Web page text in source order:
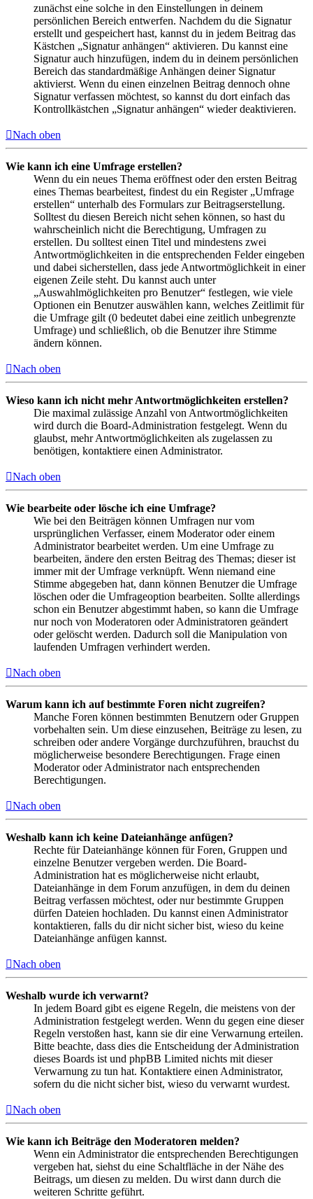
zunächst eine solche in den Einstellungen in deinem
persönlichen Bereich entwerfen. Nachdem du die Signatur
erstellt und gespeichert hast, kannst du in jedem Beitrag das
Kästchen „Signatur anhängen“ aktivieren. Du kannst eine
Signatur auch hinzufügen, indem du in deinem persönlichen
Bereich das standardmäßige Anhängen deiner Signatur
aktivierst. Wenn du einen einzelnen Beitrag dennoch ohne
Signatur verfassen möchtest, so kannst du dort einfach das
Kontrollkästchen „Signatur anhängen“ wieder deaktivieren.
Nach oben
Wie kann ich eine Umfrage erstellen?
Wenn du ein neues Thema eröffnest oder den ersten Beitrag
eines Themas bearbeitest, findest du ein Register „Umfrage
erstellen“ unterhalb des Formulars zur Beitragserstellung.
Solltest du diesen Bereich nicht sehen können, so hast du
wahrscheinlich nicht die Berechtigung, Umfragen zu
erstellen. Du solltest einen Titel und mindestens zwei
Antwortmöglichkeiten in die entsprechenden Felder eingeben
und dabei sicherstellen, dass jede Antwortmöglichkeit in einer
eigenen Zeile steht. Du kannst auch unter
„Auswahlmöglichkeiten pro Benutzer“ festlegen, wie viele
Optionen ein Benutzer auswählen kann, welches Zeitlimit für
die Umfrage gilt (0 bedeutet dabei eine zeitlich unbegrenzte
Umfrage) und schließlich, ob die Benutzer ihre Stimme
ändern können.
Nach oben
Wieso kann ich nicht mehr Antwortmöglichkeiten erstellen?
Die maximal zulässige Anzahl von Antwortmöglichkeiten
wird durch die Board-Administration festgelegt. Wenn du
glaubst, mehr Antwortmöglichkeiten als zugelassen zu
benötigen, kontaktiere einen Administrator.
Nach oben
Wie bearbeite oder lösche ich eine Umfrage?
Wie bei den Beiträgen können Umfragen nur vom
ursprünglichen Verfasser, einem Moderator oder einem
Administrator bearbeitet werden. Um eine Umfrage zu
bearbeiten, ändere den ersten Beitrag des Themas; dieser ist
immer mit der Umfrage verknüpft. Wenn niemand eine
Stimme abgegeben hat, dann können Benutzer die Umfrage
löschen oder die Umfrageoption bearbeiten. Sollte allerdings
schon ein Benutzer abgestimmt haben, so kann die Umfrage
nur noch von Moderatoren oder Administratoren geändert
oder gelöscht werden. Dadurch soll die Manipulation von
laufenden Umfragen verhindert werden.
Nach oben
Warum kann ich auf bestimmte Foren nicht zugreifen?
Manche Foren können bestimmten Benutzern oder Gruppen
vorbehalten sein. Um diese einzusehen, Beiträge zu lesen, zu
schreiben oder andere Vorgänge durchzuführen, brauchst du
möglicherweise besondere Berechtigungen. Frage einen
Moderator oder Administrator nach entsprechenden
Berechtigungen.
Nach oben
Weshalb kann ich keine Dateianhänge anfügen?
Rechte für Dateianhänge können für Foren, Gruppen und
einzelne Benutzer vergeben werden. Die Board-
Administration hat es möglicherweise nicht erlaubt,
Dateianhänge in dem Forum anzufügen, in dem du deinen
Beitrag verfassen möchtest, oder nur bestimmte Gruppen
dürfen Dateien hochladen. Du kannst einen Administrator
kontaktieren, falls du dir nicht sicher bist, wieso du keine
Dateianhänge anfügen kannst.
Nach oben
Weshalb wurde ich verwarnt?
In jedem Board gibt es eigene Regeln, die meistens von der
Administration festgelegt werden. Wenn du gegen eine dieser
Regeln verstoßen hast, kann sie dir eine Verwarnung erteilen.
Bitte beachte, dass dies die Entscheidung der Administration
dieses Boards ist und phpBB Limited nichts mit dieser
Verwarnung zu tun hat. Kontaktiere einen Administrator,
sofern du die nicht sicher bist, wieso du verwarnt wurdest.
Nach oben
Wie kann ich Beiträge den Moderatoren melden?
Wenn ein Administrator die entsprechenden Berechtigungen
vergeben hat, siehst du eine Schaltfläche in der Nähe des
Beitrags, um diesen zu melden. Du wirst dann durch die
weiteren Schritte geführt.